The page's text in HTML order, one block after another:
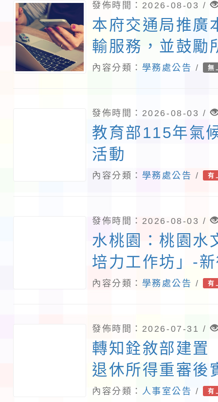
發佈時間：2026-08-03 /
本府交通局推廣
輸服務，並鼓勵
師生及家長參與
運動
內容分類： 學務處公告 / 無
發佈時間：2026-08-03 /
教育部115年氣
活動
內容分類： 學務處公告 / 有
發佈時間：2026-08-03 /
水桃園：桃園水
培力工作坊」-
文資串聯地方夥
內容分類： 學務處公告 / 有
發佈時間：2026-07-31 /
轉知銓敘部建置
退休所得重審後
算器」，公立學
內容分類： 人事室公告 / 有